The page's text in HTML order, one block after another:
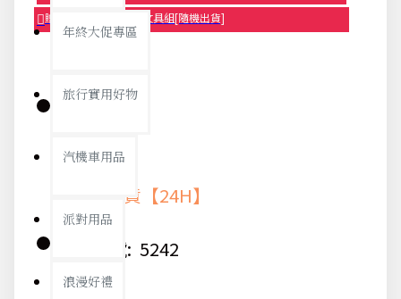
年終大促專區
旅行實用好物
汽機車用品
派對用品
浪漫好禮
贈品-滿899送色鉛筆文具組[隨機出貨]
庫存:
快速出貨【24H】
貨號: 5242